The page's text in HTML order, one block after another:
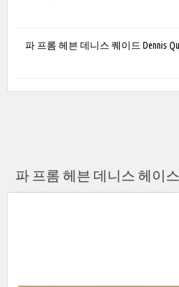
파 프롬 헤븐 데니스 퀘이드 Dennis
파 프롬 헤븐 데니스 헤이스